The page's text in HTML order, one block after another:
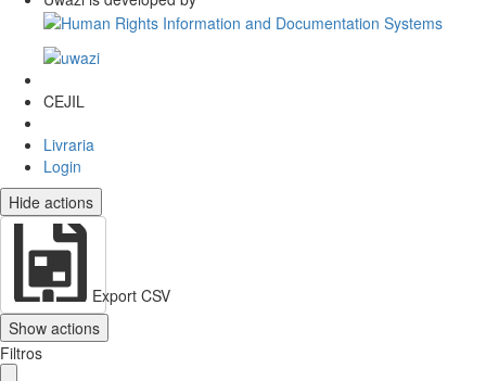
CEJIL
Livraria
Login
Hide actions
Export CSV
Show actions
Filtros